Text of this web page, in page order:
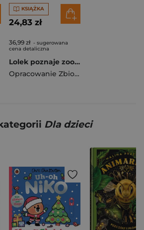
KSIĄŻKA
24,83 zł
36,99 zł - sugerowana
cena detaliczna
Lolek poznaje zoo. Lolek poznaje
Opracowanie Zbiorowe
Dla dzieci